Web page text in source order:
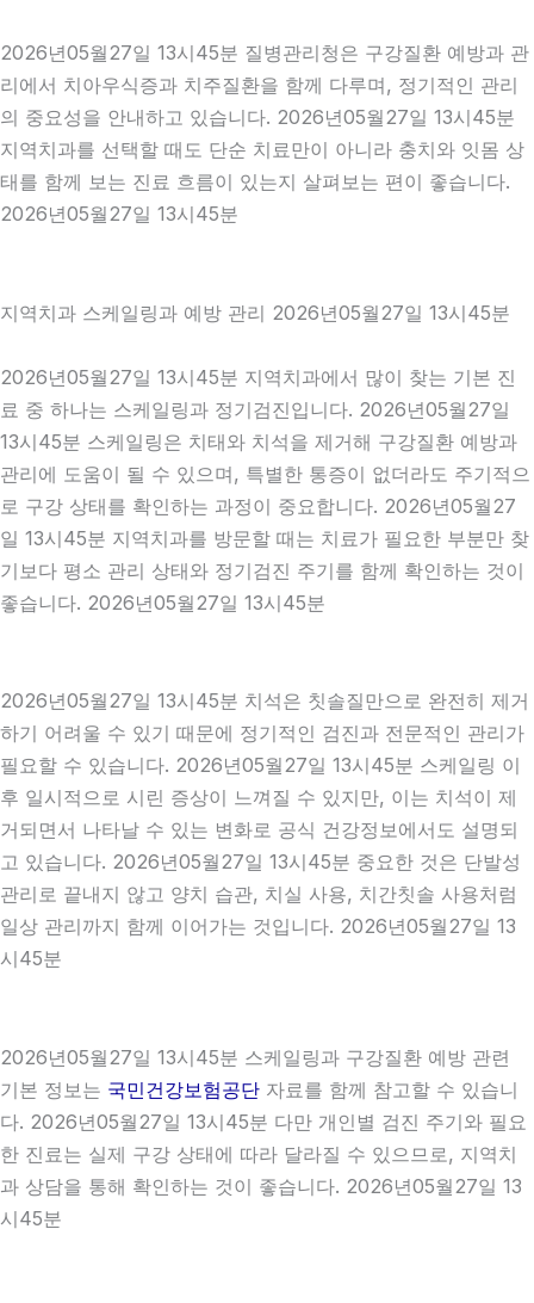
2026년05월27일 13시45분 질병관리청은 구강질환 예방과 관
리에서 치아우식증과 치주질환을 함께 다루며, 정기적인 관리
의 중요성을 안내하고 있습니다. 2026년05월27일 13시45분
지역치과를 선택할 때도 단순 치료만이 아니라 충치와 잇몸 상
태를 함께 보는 진료 흐름이 있는지 살펴보는 편이 좋습니다.
2026년05월27일 13시45분
지역치과 스케일링과 예방 관리 2026년05월27일 13시45분
2026년05월27일 13시45분 지역치과에서 많이 찾는 기본 진
료 중 하나는 스케일링과 정기검진입니다. 2026년05월27일
13시45분 스케일링은 치태와 치석을 제거해 구강질환 예방과
관리에 도움이 될 수 있으며, 특별한 통증이 없더라도 주기적으
로 구강 상태를 확인하는 과정이 중요합니다. 2026년05월27
일 13시45분 지역치과를 방문할 때는 치료가 필요한 부분만 찾
기보다 평소 관리 상태와 정기검진 주기를 함께 확인하는 것이
좋습니다. 2026년05월27일 13시45분
2026년05월27일 13시45분 치석은 칫솔질만으로 완전히 제거
하기 어려울 수 있기 때문에 정기적인 검진과 전문적인 관리가
필요할 수 있습니다. 2026년05월27일 13시45분 스케일링 이
후 일시적으로 시린 증상이 느껴질 수 있지만, 이는 치석이 제
거되면서 나타날 수 있는 변화로 공식 건강정보에서도 설명되
고 있습니다. 2026년05월27일 13시45분 중요한 것은 단발성
관리로 끝내지 않고 양치 습관, 치실 사용, 치간칫솔 사용처럼
일상 관리까지 함께 이어가는 것입니다. 2026년05월27일 13
시45분
2026년05월27일 13시45분 스케일링과 구강질환 예방 관련
기본 정보는 국민건강보험공단 자료를 함께 참고할 수 있습니
다. 2026년05월27일 13시45분 다만 개인별 검진 주기와 필요
한 진료는 실제 구강 상태에 따라 달라질 수 있으므로, 지역치
과 상담을 통해 확인하는 것이 좋습니다. 2026년05월27일 13
시45분